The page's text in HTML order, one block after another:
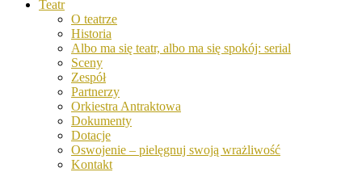
Teatr
O teatrze
Historia
Albo ma się teatr, albo ma się spokój: serial
Sceny
Zespół
Partnerzy
Orkiestra Antraktowa
Dokumenty
Dotacje
Oswojenie – pielęgnuj swoją wrażliwość
Kontakt